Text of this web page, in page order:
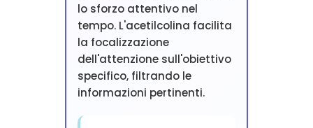
lo sforzo attentivo nel
tempo. L'acetilcolina facilita
la focalizzazione
dell'attenzione sull'obiettivo
specifico, filtrando le
informazioni pertinenti.